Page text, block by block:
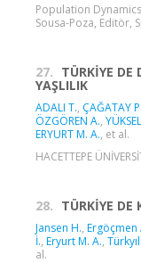
Population
Sousa-Poza, Editör,
27. TÜRKİYE DE
YAŞLILIK
ADALI T., ÇAĞATAY P.
ÖZGÖREN A.,
ERYURT M. A., et al.
HACETTEPE
28. TÜRKİYE DE
Jansen H., Ergöçmen
İ., Eryurt M. A.,
al.